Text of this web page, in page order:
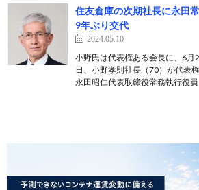
住友倉庫の次期社長に永田
9年ぶり交代
2024.05.10
小野氏は代表権ある会長に、6月
日、小野孝則社長（70）が代表
永田昭仁代表取締役常務執行役